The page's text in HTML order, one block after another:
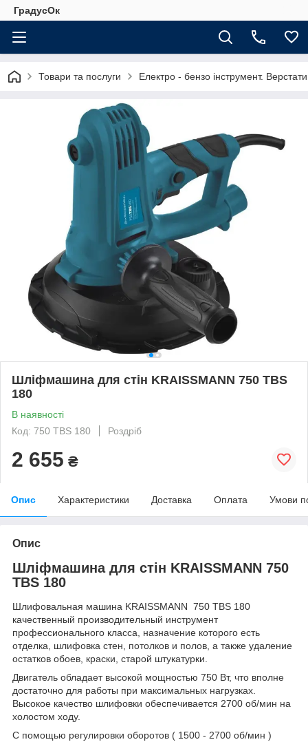
ГрадусОк
Товари та послуги Електро - бензо інструмент. Верстати
Шліфмашина для стін KRAISSMANN 750 TBS
180
В наявності
Код: 750 TBS 180
Роздріб
2 655 ₴
Опис Характеристики Доставка Оплата Умови
Опис
Шліфмашина для стін KRAISSMANN 750
TBS 180
Шлифовальная машина KRAISSMANN 750 TBS 180
качественный производительный инструмент
профессионального класса, назначение которого есть
отделка, шлифовка стен, потолков и полов, а также удаление
остатков обоев, краски, старой штукатурки.
Двигатель обладает высокой мощностью 750 Вт, что вполне
достаточно для работы при максимальных нагрузках.
Высокое качество шлифовки обеспечивается 2700 об/мин на
холостом ходу.
С помощью регулировки оборотов ( 1500 - 2700 об/мин )